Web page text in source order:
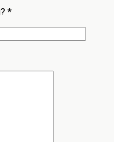
*